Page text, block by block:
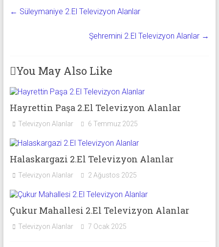
← Süleymaniye 2.El Televizyon Alanlar
Şehremini 2.El Televizyon Alanlar →
You May Also Like
Hayrettin Paşa 2.El Televizyon Alanlar
Televizyon Alanlar 6 Temmuz 2025
Halaskargazi 2.El Televizyon Alanlar
Televizyon Alanlar 2 Ağustos 2025
Çukur Mahallesi 2.El Televizyon Alanlar
Televizyon Alanlar 7 Ocak 2025